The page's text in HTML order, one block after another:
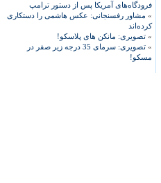
فرودگاه‌های آمریکا پس از دستور ترامپ
» مشاور رفسنجانی: عکس هاشمی را دستکاری
کرده‌اند
» تصویری: مانکن های پلاسکو!
»
تصویری: سرمای 35 درجه زیر صفر در
مسکو!